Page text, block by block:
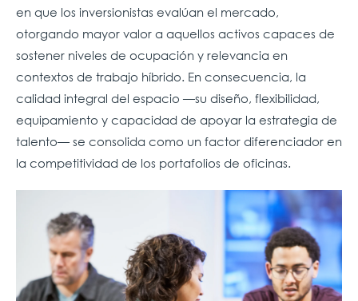
en que los inversionistas evalúan el mercado,
otorgando mayor valor a aquellos activos capaces de
sostener niveles de ocupación y relevancia en
contextos de trabajo híbrido. En consecuencia, la
calidad integral del espacio —su diseño, flexibilidad,
equipamiento y capacidad de apoyar la estrategia de
talento— se consolida como un factor diferenciador en
la competitividad de los portafolios de oficinas.